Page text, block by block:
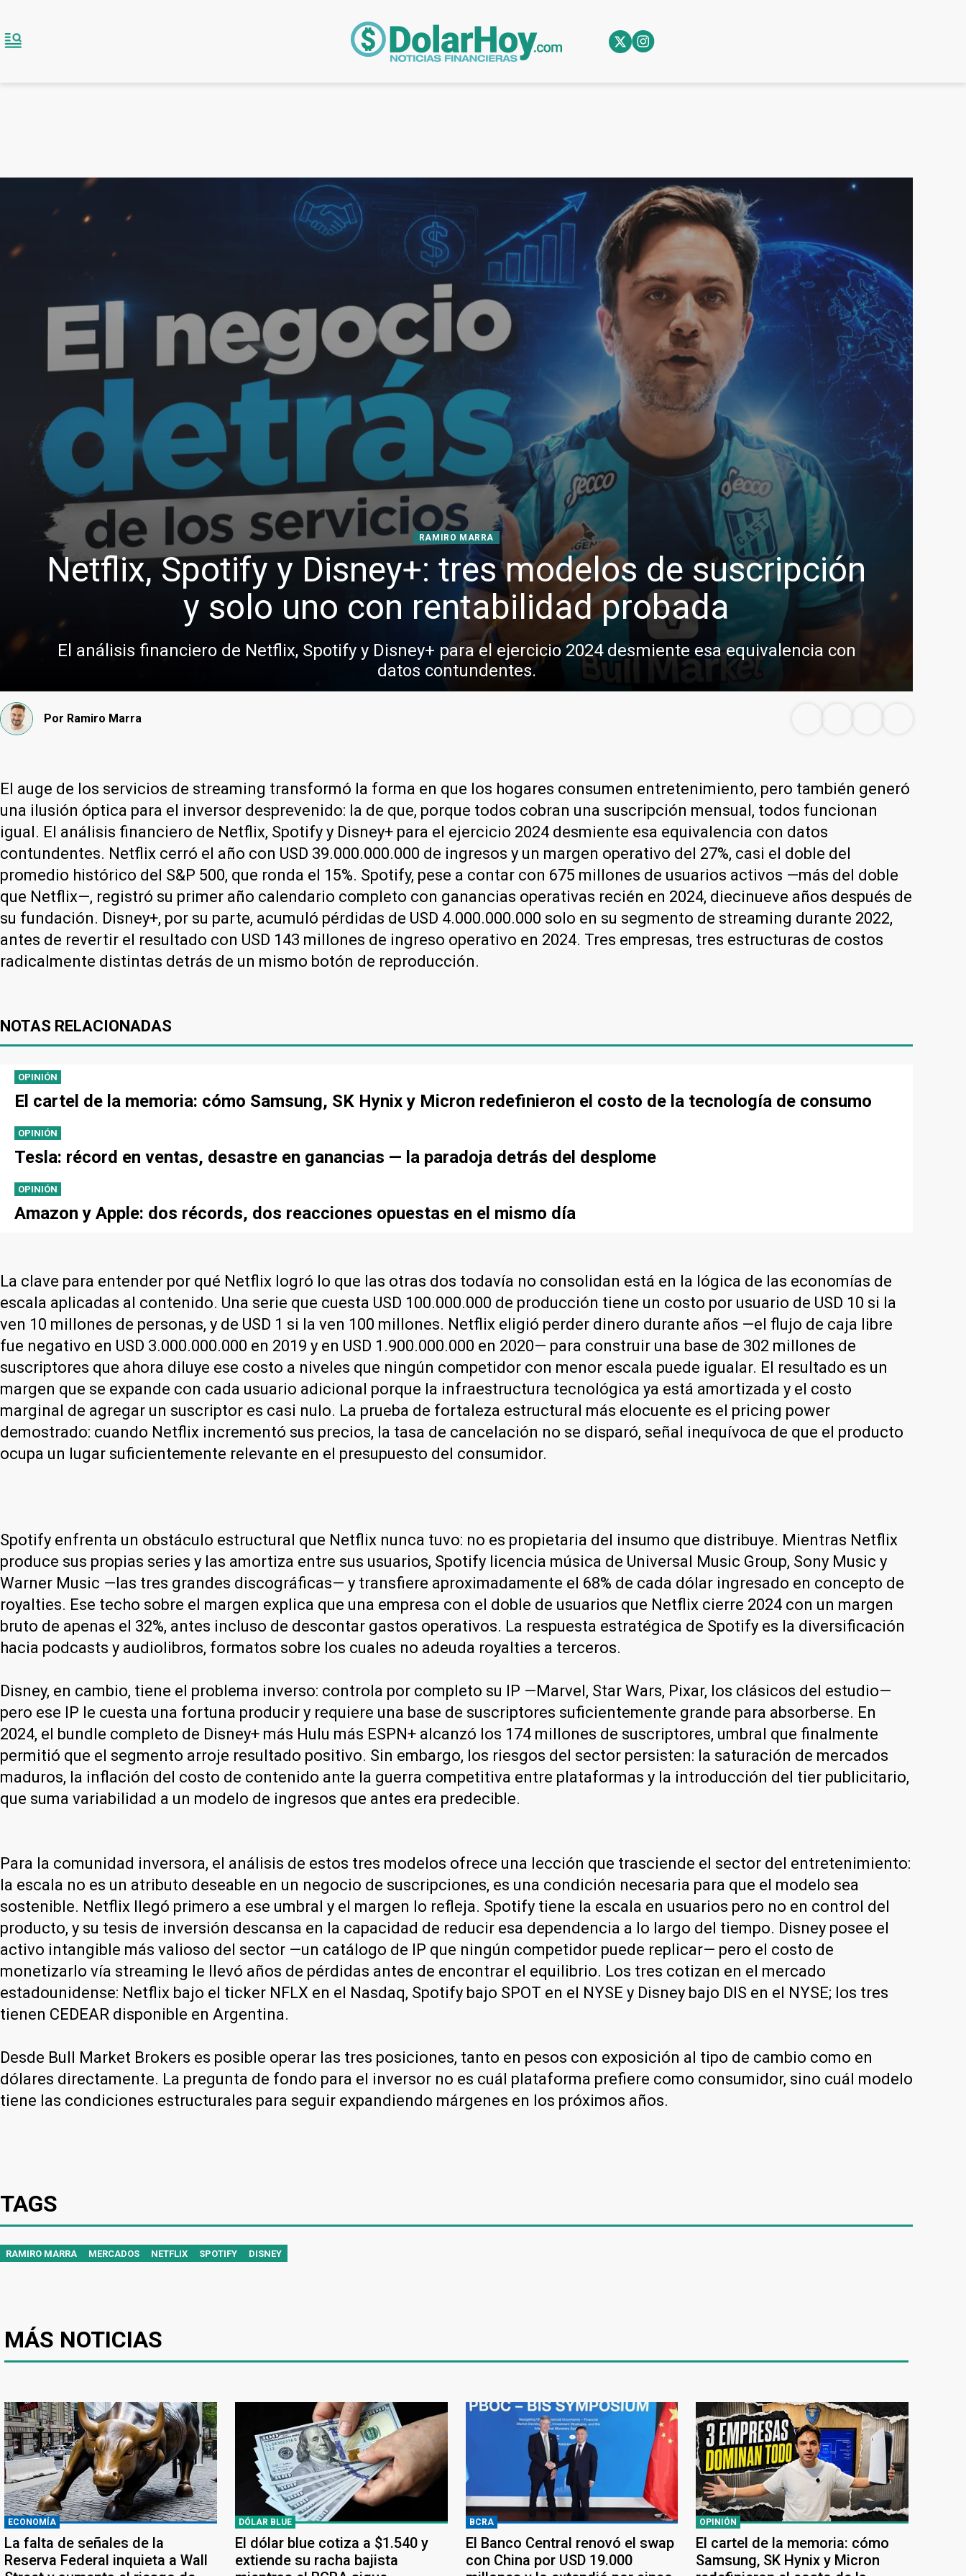
RAMIRO MARRA
Netflix, Spotify y Disney+: tres modelos de suscripción
y solo uno con rentabilidad probada
El análisis financiero de Netflix, Spotify y Disney+ para el ejercicio 2024 desmiente esa equivalencia con
datos contundentes.
Por Ramiro Marra
El auge de los servicios de streaming transformó la forma en que los hogares consumen entretenimiento, pero también generó
una ilusión óptica para el inversor desprevenido: la de que, porque todos cobran una suscripción mensual, todos funcionan
igual. El análisis financiero de Netflix, Spotify y Disney+ para el ejercicio 2024 desmiente esa equivalencia con datos
contundentes. Netflix cerró el año con USD 39.000.000.000 de ingresos y un margen operativo del 27%, casi el doble del
promedio histórico del S&P 500, que ronda el 15%. Spotify, pese a contar con 675 millones de usuarios activos —más del doble
que Netflix—, registró su primer año calendario completo con ganancias operativas recién en 2024, diecinueve años después de
su fundación. Disney+, por su parte, acumuló pérdidas de USD 4.000.000.000 solo en su segmento de streaming durante 2022,
antes de revertir el resultado con USD 143 millones de ingreso operativo en 2024. Tres empresas, tres estructuras de costos
radicalmente distintas detrás de un mismo botón de reproducción.
NOTAS RELACIONADAS
OPINIÓN
El cartel de la memoria: cómo Samsung, SK Hynix y Micron redefinieron el costo de la tecnología de consumo
OPINIÓN
Tesla: récord en ventas, desastre en ganancias — la paradoja detrás del desplome
OPINIÓN
Amazon y Apple: dos récords, dos reacciones opuestas en el mismo día
La clave para entender por qué Netflix logró lo que las otras dos todavía no consolidan está en la lógica de las economías de
escala aplicadas al contenido. Una serie que cuesta USD 100.000.000 de producción tiene un costo por usuario de USD 10 si la
ven 10 millones de personas, y de USD 1 si la ven 100 millones. Netflix eligió perder dinero durante años —el flujo de caja libre
fue negativo en USD 3.000.000.000 en 2019 y en USD 1.900.000.000 en 2020— para construir una base de 302 millones de
suscriptores que ahora diluye ese costo a niveles que ningún competidor con menor escala puede igualar. El resultado es un
margen que se expande con cada usuario adicional porque la infraestructura tecnológica ya está amortizada y el costo
marginal de agregar un suscriptor es casi nulo. La prueba de fortaleza estructural más elocuente es el pricing power
demostrado: cuando Netflix incrementó sus precios, la tasa de cancelación no se disparó, señal inequívoca de que el producto
ocupa un lugar suficientemente relevante en el presupuesto del consumidor.
Spotify enfrenta un obstáculo estructural que Netflix nunca tuvo: no es propietaria del insumo que distribuye. Mientras Netflix
produce sus propias series y las amortiza entre sus usuarios, Spotify licencia música de Universal Music Group, Sony Music y
Warner Music —las tres grandes discográficas— y transfiere aproximadamente el 68% de cada dólar ingresado en concepto de
royalties. Ese techo sobre el margen explica que una empresa con el doble de usuarios que Netflix cierre 2024 con un margen
bruto de apenas el 32%, antes incluso de descontar gastos operativos. La respuesta estratégica de Spotify es la diversificación
hacia podcasts y audiolibros, formatos sobre los cuales no adeuda royalties a terceros.
Disney, en cambio, tiene el problema inverso: controla por completo su IP —Marvel, Star Wars, Pixar, los clásicos del estudio—
pero ese IP le cuesta una fortuna producir y requiere una base de suscriptores suficientemente grande para absorberse. En
2024, el bundle completo de Disney+ más Hulu más ESPN+ alcanzó los 174 millones de suscriptores, umbral que finalmente
permitió que el segmento arroje resultado positivo. Sin embargo, los riesgos del sector persisten: la saturación de mercados
maduros, la inflación del costo de contenido ante la guerra competitiva entre plataformas y la introducción del tier publicitario,
que suma variabilidad a un modelo de ingresos que antes era predecible.
Para la comunidad inversora, el análisis de estos tres modelos ofrece una lección que trasciende el sector del entretenimiento:
la escala no es un atributo deseable en un negocio de suscripciones, es una condición necesaria para que el modelo sea
sostenible. Netflix llegó primero a ese umbral y el margen lo refleja. Spotify tiene la escala en usuarios pero no en control del
producto, y su tesis de inversión descansa en la capacidad de reducir esa dependencia a lo largo del tiempo. Disney posee el
activo intangible más valioso del sector —un catálogo de IP que ningún competidor puede replicar— pero el costo de
monetizarlo vía streaming le llevó años de pérdidas antes de encontrar el equilibrio. Los tres cotizan en el mercado
estadounidense: Netflix bajo el ticker NFLX en el Nasdaq, Spotify bajo SPOT en el NYSE y Disney bajo DIS en el NYSE; los tres
tienen CEDEAR disponible en Argentina.
Desde Bull Market Brokers es posible operar las tres posiciones, tanto en pesos con exposición al tipo de cambio como en
dólares directamente. La pregunta de fondo para el inversor no es cuál plataforma prefiere como consumidor, sino cuál modelo
tiene las condiciones estructurales para seguir expandiendo márgenes en los próximos años.
TAGS
RAMIRO MARRA MERCADOS NETFLIX SPOTIFY DISNEY
MÁS NOTICIAS
ECONOMÍA
La falta de señales de la
Reserva Federal inquieta a Wall
DÓLAR BLUE
El dólar blue cotiza a $1.540 y
extiende su racha bajista
BCRA
El Banco Central renovó el swap
con China por USD 19.000
OPINIÓN
El cartel de la memoria: cómo
Samsung, SK Hynix y Micron